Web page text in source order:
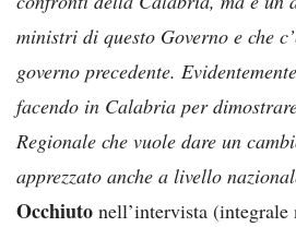
ministri di questo Governo e che
governo precedente.
facendo in Calabria per
Regionale che vuole dare un
apprezzato anche a livello
Occhiuto nell’intervista